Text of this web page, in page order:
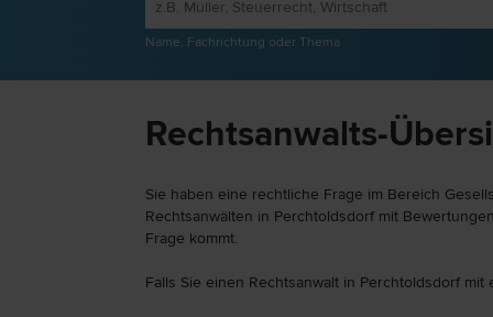
Name, Fachrichtung oder Thema
Rechtsanwalts-
Sie haben eine rechtliche Frage im Bereich
Rechtsanwälten in Perchtoldsdorf mit
Frage kommt.
Falls Sie einen Rechtsanwalt in Perchtoldsdorf